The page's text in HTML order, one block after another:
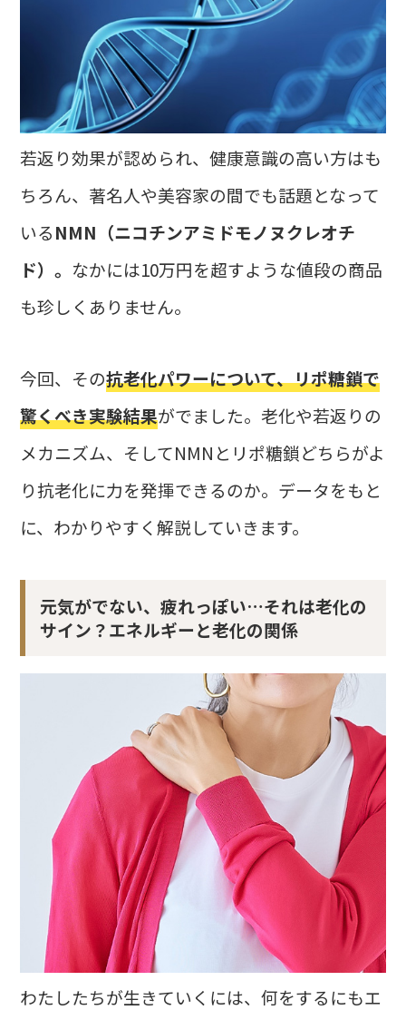
若返り効果が認められ、健康意識の高い方はも
ちろん、著名人や美容家の間でも話題となって
いるNMN（ニコチンアミドモノヌクレオチ
ド）。 なかには10万円を超すような値段の商品
も珍しくありません。
今回、その抗老化パワーについて、リポ糖鎖で
驚くべき実験結果がでました。老化や若返りの
メカニズム、そしてNMNとリポ糖鎖どちらがよ
り抗老化に力を発揮できるのか。データをもと
に、わかりやすく解説していきます。
元気がでない、疲れっぽい…それは老化の
サイン？エネルギーと老化の関係
わたしたちが生きていくには、何をするにもエ